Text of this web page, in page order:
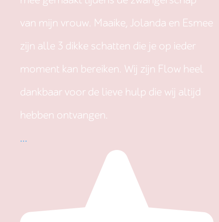
van mijn vrouw. Maaike, Jolanda en Esmee
zijn alle 3 dikke schatten die je op ieder
moment kan bereiken. Wij zijn Flow heel
dankbaar voor de lieve hulp die wij altijd
hebben ontvangen.
...